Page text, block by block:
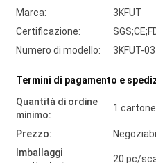
Marca:
3KFUT
Certificazione:
Numero di modello:
3KFUT-03
Termini di pagamento e
Quantità di ordine
minimo:
1 cartone
Prezzo:
Imballaggi
20 pc/